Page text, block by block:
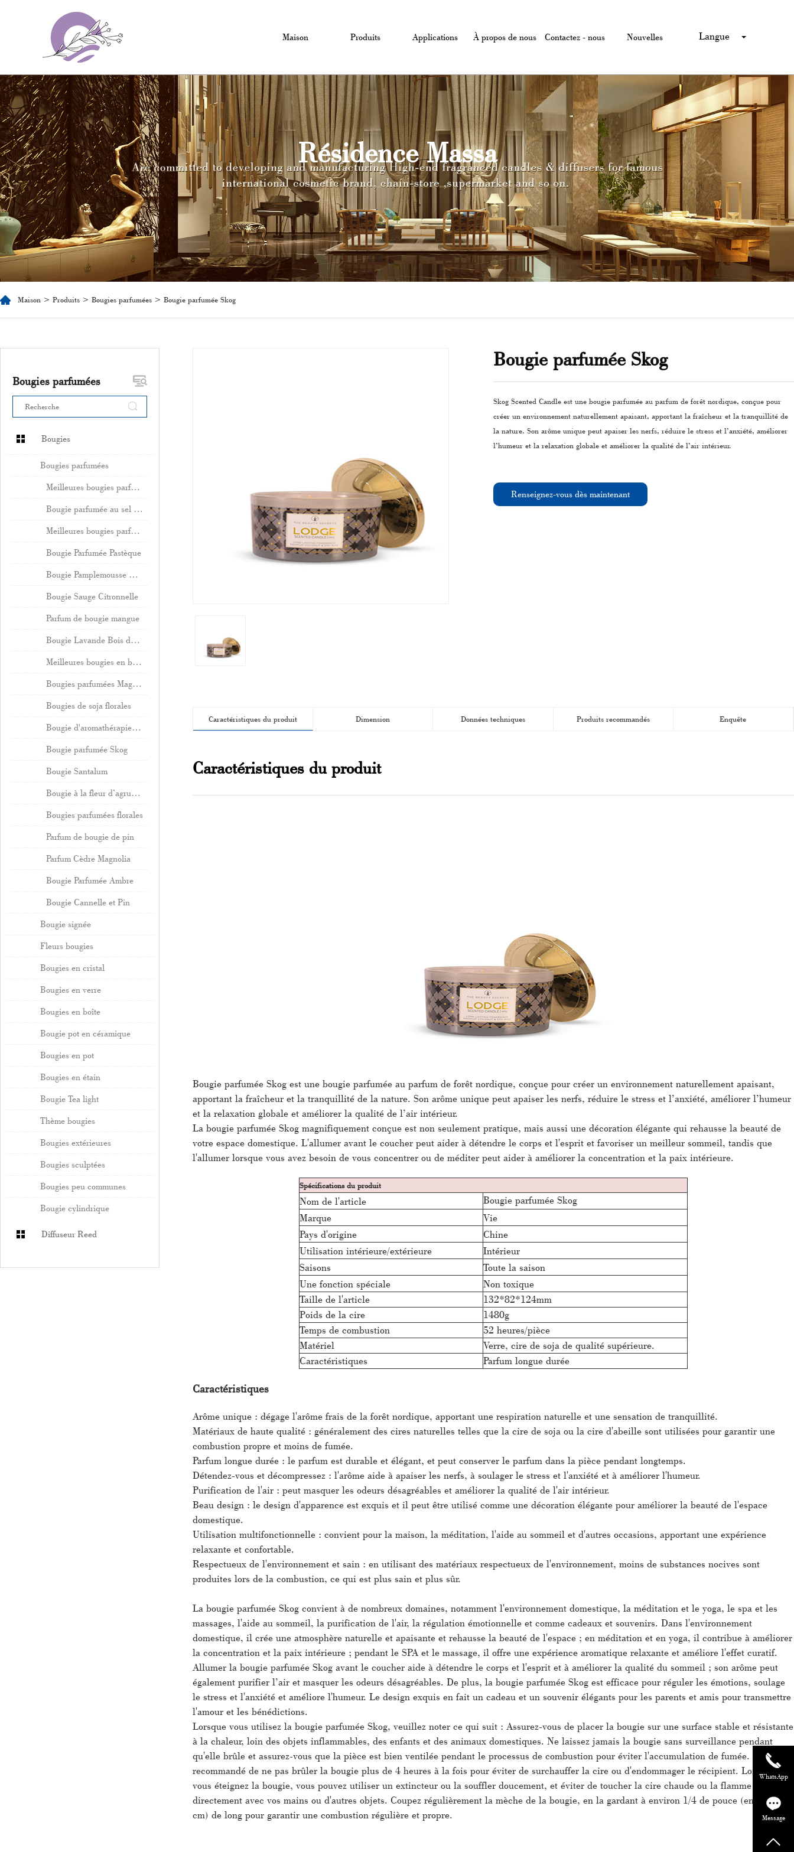
Maison Produits Applications À propos de nous Contactez - nous Nouvelles Langue
Résidence Massa
Maison > Produits > Bougies parfumées > Bougie parfumée Skog
Bougies parfumées
Bougies
Bougies parfumées
Meilleures bougies parfumées à la noix de coco
Bougie parfumée au sel marin
Meilleures bougies parfumées aux agrumes
Bougie Parfumée Pastèque
Bougie Pamplemousse Vanille
Bougie Sauge Citronnelle
Parfum de bougie mangue
Bougie Lavande Bois de Santal
Meilleures bougies en bois de santal
Bougies parfumées Magnolia
Bougies de soja florales
Bougie d'aromathérapie au sel marin
Bougie parfumée Skog
Bougie Santalum
Bougie à la fleur d’agrumes
Bougies parfumées florales
Parfum de bougie de pin
Parfum Cèdre Magnolia
Bougie Parfumée Ambre
Bougie Cannelle et Pin
Bougie signée
Fleurs bougies
Bougies en cristal
Bougies en verre
Bougies en boîte
Bougie pot en céramique
Bougies en pot
Bougies en étain
Bougie Tea light
Thème bougies
Bougies extérieures
Bougies sculptées
Bougies peu communes
Bougie cylindrique
Diffuseur Reed
Bougie parfumée Skog
Skog Scented Candle est une bougie parfumée au parfum de forêt nordique, conçue pour
créer un environnement naturellement apaisant, apportant la fraîcheur et la tranquillité de
la nature. Son arôme unique peut apaiser les nerfs, réduire le stress et l’anxiété, améliorer
l’humeur et la relaxation globale et améliorer la qualité de l’air intérieur.
Renseignez-vous dès maintenant
Caractéristiques du produit Dimension Données techniques Produits recommandés Enquête
Caractéristiques du produit
Bougie parfumée Skog est une bougie parfumée au parfum de forêt nordique, conçue pour créer un environnement naturellement apaisant,
apportant la fraîcheur et la tranquillité de la nature. Son arôme unique peut apaiser les nerfs, réduire le stress et l’anxiété, améliorer l’humeur
et la relaxation globale et améliorer la qualité de l’air intérieur.
La bougie parfumée Skog magnifiquement conçue est non seulement pratique, mais aussi une décoration élégante qui rehausse la beauté de
votre espace domestique. L'allumer avant le coucher peut aider à détendre le corps et l'esprit et favoriser un meilleur sommeil, tandis que
l'allumer lorsque vous avez besoin de vous concentrer ou de méditer peut aider à améliorer la concentration et la paix intérieure.
Spécifications du produit
Nom de l'article
Bougie parfumée Skog
Marque
Vie
Pays d'origine
Chine
Utilisation intérieure/extérieure
Intérieur
Saisons
Toute la saison
Une fonction spéciale
Non toxique
Taille de l'article
132*82*124mm
Poids de la cire
1480g
Temps de combustion
52 heures/pièce
Matériel
Verre, cire de soja de qualité supérieure.
Caractéristiques
Parfum longue durée
Caractéristiques
Arôme unique : dégage l'arôme frais de la forêt nordique, apportant une respiration naturelle et une sensation de tranquillité.
Matériaux de haute qualité : généralement des cires naturelles telles que la cire de soja ou la cire d'abeille sont utilisées pour garantir une
combustion propre et moins de fumée.
Parfum longue durée : le parfum est durable et élégant, et peut conserver le parfum dans la pièce pendant longtemps.
Détendez-vous et décompressez : l'arôme aide à apaiser les nerfs, à soulager le stress et l'anxiété et à améliorer l'humeur.
Purification de l'air : peut masquer les odeurs désagréables et améliorer la qualité de l'air intérieur.
Beau design : le design d'apparence est exquis et il peut être utilisé comme une décoration élégante pour améliorer la beauté de l'espace
domestique.
Utilisation multifonctionnelle : convient pour la maison, la méditation, l'aide au sommeil et d'autres occasions, apportant une expérience
relaxante et confortable.
Respectueux de l'environnement et sain : en utilisant des matériaux respectueux de l'environnement, moins de substances nocives sont
produites lors de la combustion, ce qui est plus sain et plus sûr.
La bougie parfumée Skog convient à de nombreux domaines, notamment l'environnement domestique, la méditation et le yoga, le spa et les
massages, l'aide au sommeil, la purification de l'air, la régulation émotionnelle et comme cadeaux et souvenirs. Dans l'environnement
domestique, il crée une atmosphère naturelle et apaisante et rehausse la beauté de l'espace ; en méditation et en yoga, il contribue à améliorer
la concentration et la paix intérieure ; pendant le SPA et le massage, il offre une expérience aromatique relaxante et améliore l'effet curatif.
Allumer la bougie parfumée Skog avant le coucher aide à détendre le corps et l'esprit et à améliorer la qualité du sommeil ; son arôme peut
également purifier l’air et masquer les odeurs désagréables. De plus, la bougie parfumée Skog est efficace pour réguler les émotions, soulage
le stress et l'anxiété et améliore l'humeur. Le design exquis en fait un cadeau et un souvenir élégants pour les parents et amis pour transmettre
l'amour et les bénédictions.
Lorsque vous utilisez la bougie parfumée Skog, veuillez noter ce qui suit : Assurez-vous de placer la bougie sur une surface stable et résistante
à la chaleur, loin des objets inflammables, des enfants et des animaux domestiques. Ne laissez jamais la bougie sans surveillance pendant
qu'elle brûle et assurez-vous que la pièce est bien ventilée pendant le processus de combustion pour éviter l'accumulation de fumée. Il est
recommandé de ne pas brûler la bougie plus de 4 heures à la fois pour éviter de surchauffer la cire ou d'endommager le récipient. Lorsque
vous éteignez la bougie, vous pouvez utiliser un extincteur ou la souffler doucement, et éviter de toucher la cire chaude ou la flamme
directement avec vos mains ou d'autres objets. Coupez régulièrement la mèche de la bougie, en la gardant à environ 1/4 de pouce (environ 0,6
cm) de long pour garantir une combustion régulière et propre.
WhatsApp
Message